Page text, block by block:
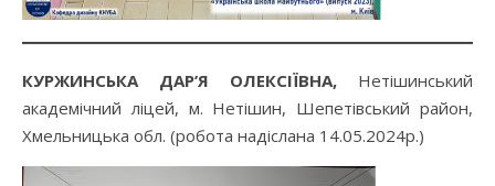
КУРЖИНСЬКА ДАР’Я ОЛЕКСІЇВНА, Нетішинський
академічний ліцей, м. Нетішин, Шепетівський район,
Хмельницька обл. (робота надіслана 14.05.2024р.)